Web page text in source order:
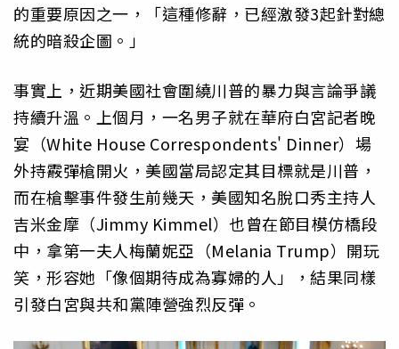
的重要原因之一，「這種修辭，已經激發3起針對總
統的暗殺企圖。」
事實上，近期美國社會圍繞川普的暴力與言論爭議
持續升溫。上個月，一名男子就在華府白宮記者晚
宴（White House Correspondents' Dinner）場
外持霰彈槍開火，美國當局認定其目標就是川普，
而在槍擊事件發生前幾天，美國知名脫口秀主持人
吉米金摩（Jimmy Kimmel）也曾在節目模仿橋段
中，拿第一夫人梅蘭妮亞（Melania Trump）開玩
笑，形容她「像個期待成為寡婦的人」，結果同樣
引發白宮與共和黨陣營強烈反彈。